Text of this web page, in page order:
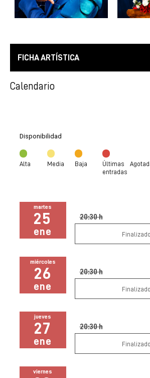
FICHA ARTÍSTICA
Calendario
Disponibilidad
Alta Media Baja
Últimas
entradas
martes
25
ene
20:30 h
Finalizado
miércoles
26
ene
20:30 h
Finalizado
jueves
27
ene
20:30 h
Finalizado
viernes